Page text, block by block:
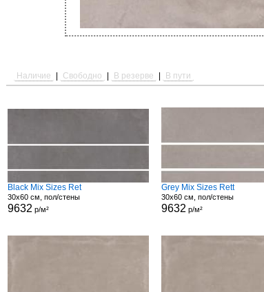
Наличие Свободно В резерве В пути
Black Mix Sizes Ret
30x60 см, пол/стены
9632 р/м²
Grey Mix Sizes Rett
30x60 см, пол/стены
9632 р/м²